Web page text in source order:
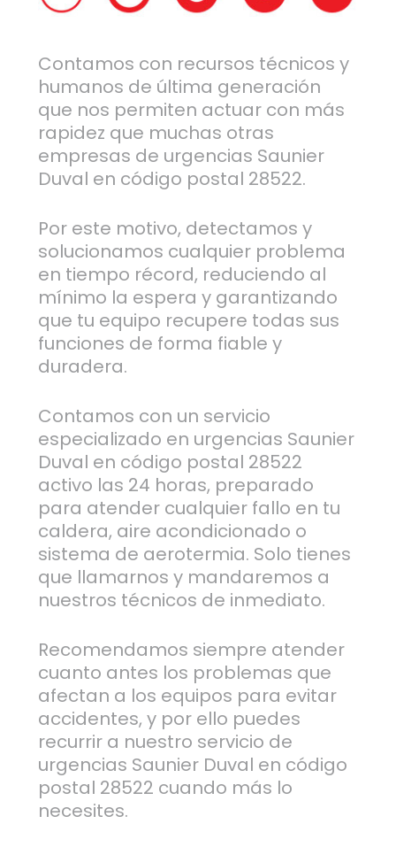
Contamos con recursos técnicos y
humanos de última generación
que nos permiten actuar con más
rapidez que muchas otras
empresas de urgencias Saunier
Duval en código postal 28522.
Por este motivo, detectamos y
solucionamos cualquier problema
en tiempo récord, reduciendo al
mínimo la espera y garantizando
que tu equipo recupere todas sus
funciones de forma fiable y
duradera.
Contamos con un servicio
especializado en urgencias Saunier
Duval en código postal 28522
activo las 24 horas, preparado
para atender cualquier fallo en tu
caldera, aire acondicionado o
sistema de aerotermia. Solo tienes
que llamarnos y mandaremos a
nuestros técnicos de inmediato.
Recomendamos siempre atender
cuanto antes los problemas que
afectan a los equipos para evitar
accidentes, y por ello puedes
recurrir a nuestro servicio de
urgencias Saunier Duval en código
postal 28522 cuando más lo
necesites.